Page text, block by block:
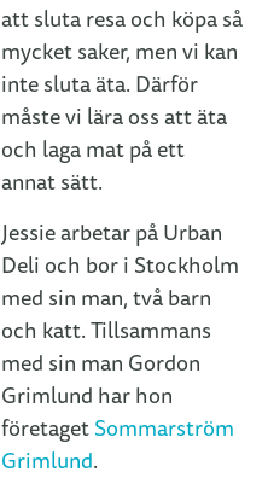
att sluta resa och köpa så
mycket saker, men vi kan
inte sluta äta. Därför
måste vi lära oss att äta
och laga mat på ett
annat sätt.
Jessie arbetar på Urban
Deli och bor i Stockholm
med sin man, två barn
och katt. Tillsammans
med sin man Gordon
Grimlund har hon
företaget Sommarström
Grimlund.